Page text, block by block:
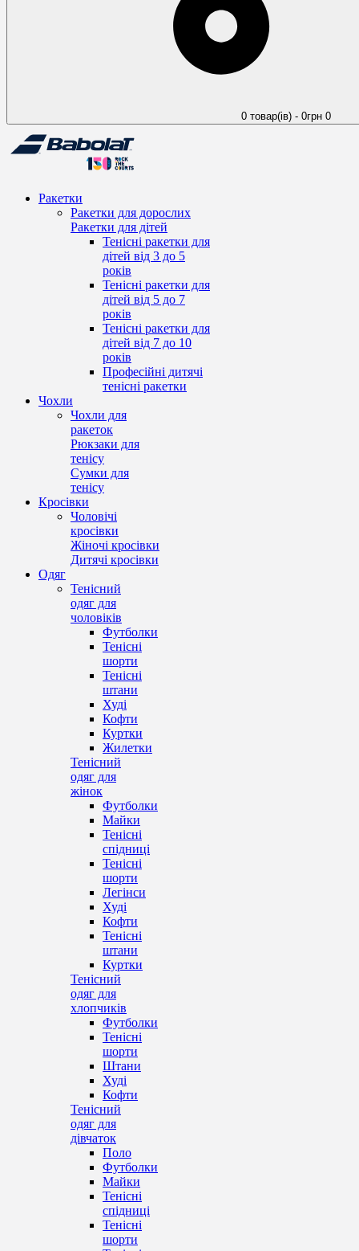
0 товар(ів) - 0грн 0
Ракетки
Ракетки для дорослих
Ракетки для дітей
Тенісні ракетки для
дітей від 3 до 5
років
Тенісні ракетки для
дітей від 5 до 7
років
Тенісні ракетки для
дітей від 7 до 10
років
Професійні дитячі
тенісні ракетки
Чохли
Чохли для
ракеток
Рюкзаки для
тенісу
Сумки для
тенісу
Кросівки
Чоловічі
кросівки
Жіночі кросівки
Дитячі кросівки
Одяг
Тенісний
одяг для
чоловіків
Футболки
Тенісні
шорти
Тенісні
штани
Худі
Кофти
Куртки
Жилетки
Тенісний
одяг для
жінок
Футболки
Майки
Тенісні
спідниці
Тенісні
шорти
Легінси
Худі
Кофти
Тенісні
штани
Куртки
Тенісний
одяг для
хлопчиків
Футболки
Тенісні
шорти
Штани
Худі
Кофти
Тенісний
одяг для
дівчаток
Поло
Футболки
Майки
Тенісні
спідниці
Тенісні
шорти